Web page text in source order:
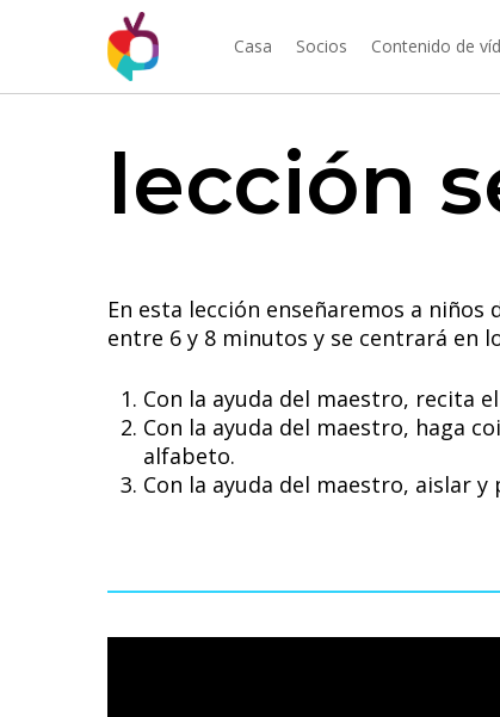
Casa Socios Contenido de
lección
En esta lección enseñaremos a
entre 6 y 8 minutos y se centrará en
Con la ayuda del maestro, recita
Con la ayuda del maestro, haga
alfabeto.
Con la ayuda del maestro, aislar